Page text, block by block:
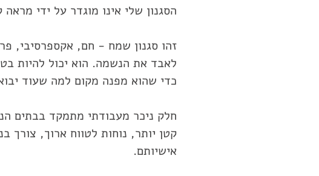
הסגנון שלי אינו מוגדר על ידי
זהו סגנון שמח - חם, אקספרסיבי,
לאבד את הנשמה. הוא יכול להיות
כדי שהוא מפנה מקום למה שעוד
חלק ניכר מעבודתי מתמקד בבתים
קטן יותר, נוחות לטווח ארוך, צורך
אישיותם.